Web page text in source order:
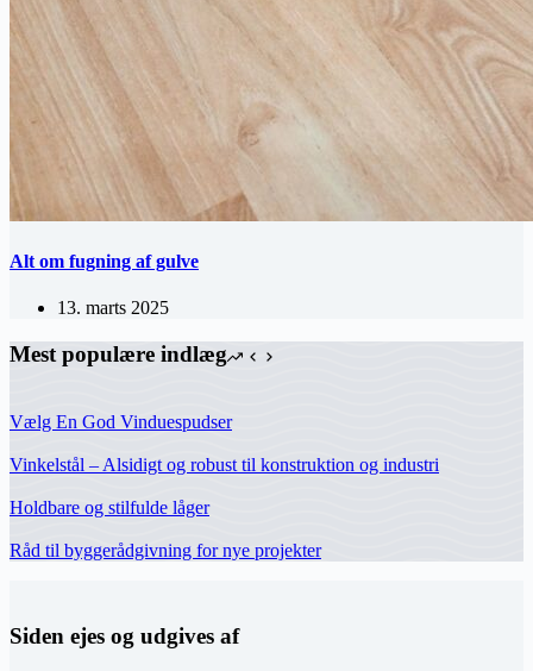
Alt om fugning af gulve
13. marts 2025
Mest populære indlæg
Vælg En God Vinduespudser
Vinkelstål – Alsidigt og robust til konstruktion og industri
Holdbare og stilfulde låger
Råd til byggerådgivning for nye projekter
Siden ejes og udgives af